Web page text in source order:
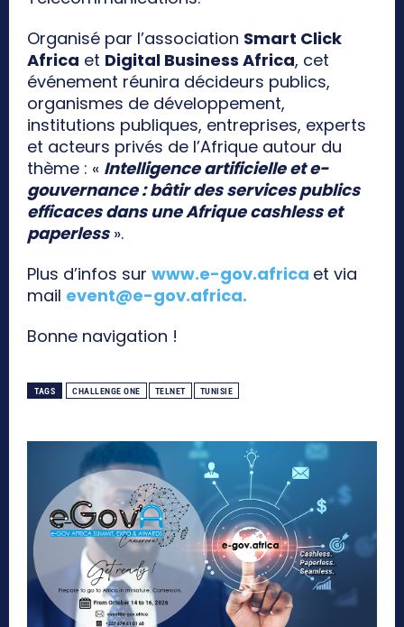
Organisé par l’association Smart Click
Africa et Digital Business Africa, cet
événement réunira décideurs publics,
organismes de développement,
institutions publiques, entreprises, experts
et acteurs privés de l’Afrique autour du
thème : « Intelligence artificielle et e-
gouvernance : bâtir des services publics
efficaces dans une Afrique cashless et
paperless».
Plus d’infos sur www.e-gov.africa et via
mail event@e-gov.africa.
Bonne navigation !
TAGS CHALLENGE ONE TELNET TUNISIE